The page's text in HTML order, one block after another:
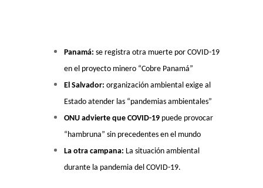
Panamá: se registra otra muerte por COVID-19
en el proyecto minero “Cobre Panamá”
El Salvador: organización ambiental exige al
Estado atender las “pandemias ambientales”
ONU advierte que COVID-19 puede provocar
“hambruna” sin precedentes en el mundo
La otra campana: La situación ambiental
durante la pandemia del COVID-19.